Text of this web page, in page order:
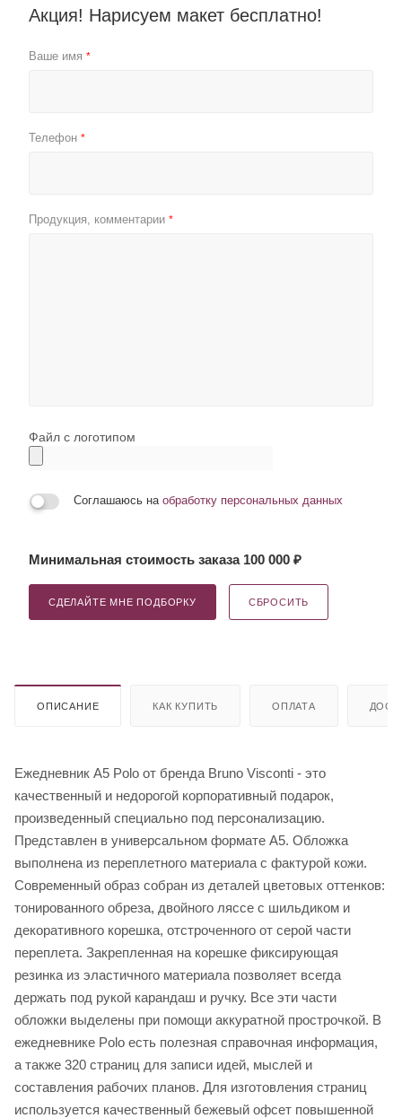
Акция! Нарисуем макет бесплатно!
Ваше имя *
Телефон *
Продукция, комментарии *
Файл с логотипом
Соглашаюсь на обработку персональных данных
Минимальная стоимость заказа 100 000 ₽
СДЕЛАЙТЕ МНЕ ПОДБОРКУ СБРОСИТЬ
ОПИСАНИЕ КАК КУПИТЬ ОПЛАТА
Ежедневник А5 Polo от бренда Bruno Visconti - это
качественный и недорогой корпоративный подарок,
произведенный специально под персонализацию.
Представлен в универсальном формате А5. Обложка
выполнена из переплетного материала с фактурой кожи.
Современный образ собран из деталей цветовых оттенков:
тонированного обреза, двойного ляссе с шильдиком и
декоративного корешка, отстроченного от серой части
переплета. Закрепленная на корешке фиксирующая
резинка из эластичного материала позволяет всегда
держать под рукой карандаш и ручку. Все эти части
обложки выделены при помощи аккуратной прострочкой. В
ежедневнике Polo есть полезная справочная информация,
а также 320 страниц для записи идей, мыслей и
составления рабочих планов. Для изготовления страниц
используется качественный бежевый офсет повышенной